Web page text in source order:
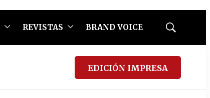
REVISTAS BRAND VOICE
Mostrar
EDICIÓN IMPRESA